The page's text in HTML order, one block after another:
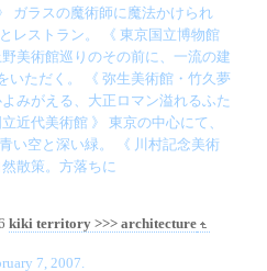
ガラスの魔術師に魔法かけられ
レストラン。 《 東京国立博物館
美術館巡りのその前に、一流の建
いただく。 《 弥生美術館・竹久夢
みがえる、大正ロマン溢れるふた
近代美術館 》 東京の中心にて、
い空と深い緑。 《 川村記念美術
散策。方落ちに
kiki territory >>> architecture
7, 2007.